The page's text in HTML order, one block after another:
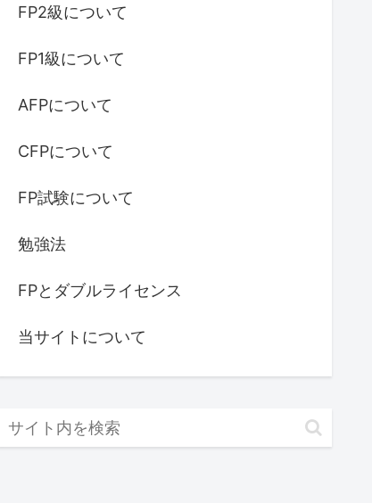
FP2級について
FP1級について
AFPについて
CFPについて
FP試験について
勉強法
FPとダブルライセンス
当サイトについて